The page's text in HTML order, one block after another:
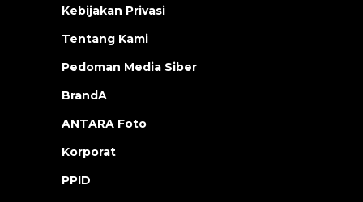
Kebijakan Privasi
Tentang Kami
Pedoman Media Siber
BrandA
ANTARA Foto
Korporat
PPID